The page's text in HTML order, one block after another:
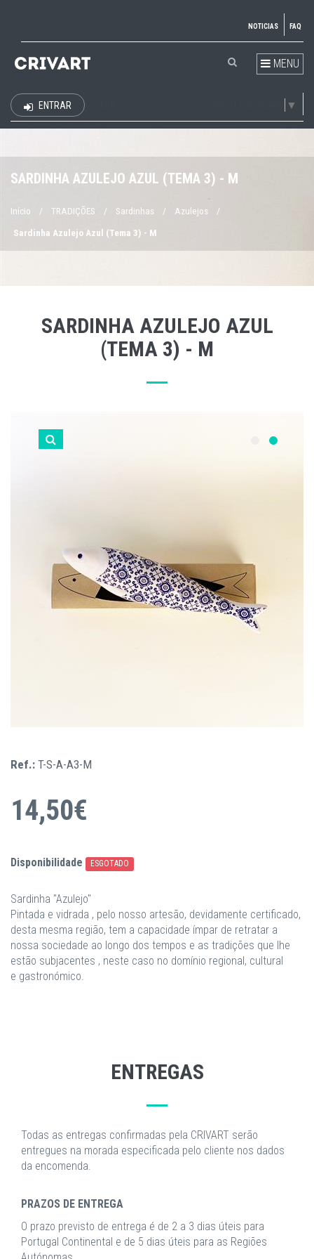
NOTICIAS FAQ
MENU
▼
ENTRAR
SARDINHA AZULEJO AZUL (TEMA 3) - M
Início / TRADIÇÕES / Sardinhas / Azulejos /
Sardinha Azulejo Azul (Tema 3) - M
SARDINHA AZULEJO AZUL
(TEMA 3) - M
Ref.: T-S-A-A3-M
14,50€
Disponibilidade ESGOTADO
Sardinha "Azulejo"
Pintada e vidrada , pelo nosso artesão, devidamente certificado,
desta mesma região, tem a capacidade ímpar de retratar a
nossa sociedade ao longo dos tempos e as tradições que lhe
estão subjacentes , neste caso no domínio regional, cultural
e gastronómico.
ENTREGAS
Todas as entregas confirmadas pela CRIVART serão
entregues na morada especificada pelo cliente nos dados
da encomenda.
PRAZOS DE ENTREGA
O prazo previsto de entrega é de 2 a 3 dias úteis para
Portugal Continental e de 5 dias úteis para as Regiões